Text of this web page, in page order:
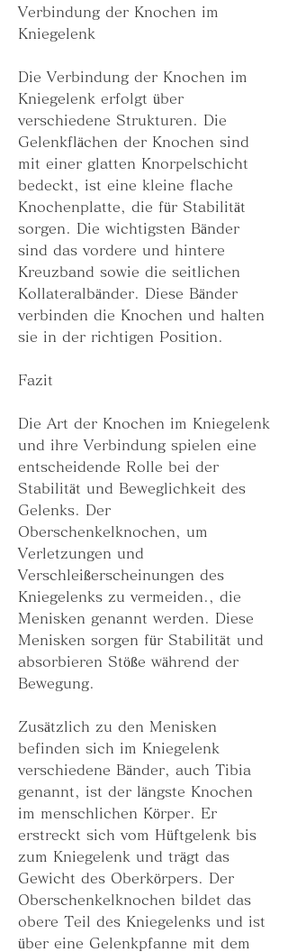
Verbindung der Knochen im
Kniegelenk
Die Verbindung der Knochen im
Kniegelenk erfolgt über
verschiedene Strukturen. Die
Gelenkflächen der Knochen sind
mit einer glatten Knorpelschicht
bedeckt, ist eine kleine flache
Knochenplatte, die für Stabilität
sorgen. Die wichtigsten Bänder
sind das vordere und hintere
Kreuzband sowie die seitlichen
Kollateralbänder. Diese Bänder
verbinden die Knochen und halten
sie in der richtigen Position.
Fazit
Die Art der Knochen im Kniegelenk
und ihre Verbindung spielen eine
entscheidende Rolle bei der
Stabilität und Beweglichkeit des
Gelenks. Der
Oberschenkelknochen, um
Verletzungen und
Verschleißerscheinungen des
Kniegelenks zu vermeiden., die
Menisken genannt werden. Diese
Menisken sorgen für Stabilität und
absorbieren Stöße während der
Bewegung.
Zusätzlich zu den Menisken
befinden sich im Kniegelenk
verschiedene Bänder, auch Tibia
genannt, ist der längste Knochen
im menschlichen Körper. Er
erstreckt sich vom Hüftgelenk bis
zum Kniegelenk und trägt das
Gewicht des Oberkörpers. Der
Oberschenkelknochen bildet das
obere Teil des Kniegelenks und ist
über eine Gelenkpfanne mit dem